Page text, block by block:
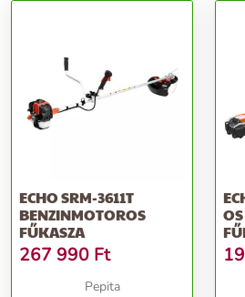
ECHO SRM-3611T
BENZINMOTOROS
FŰKASZA
267 990 Ft
Pepita